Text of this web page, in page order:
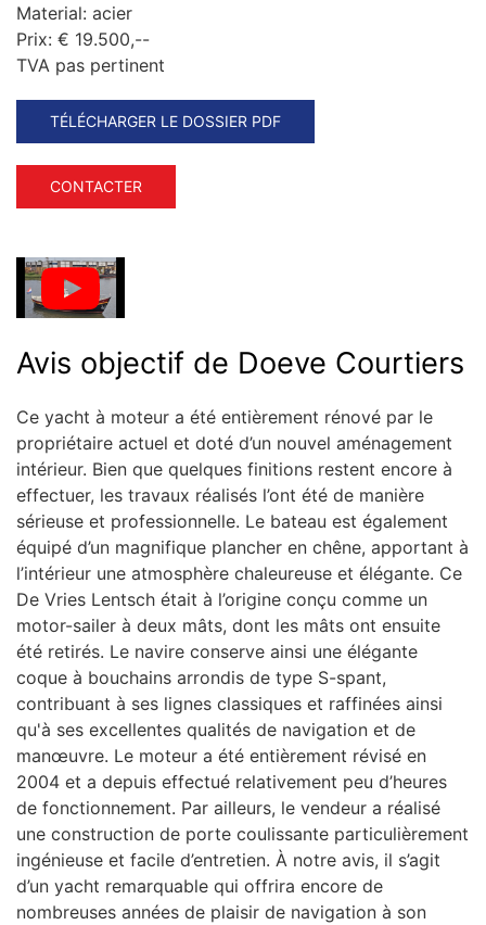
Material: acier
Prix: € 19.500,--
TVA pas pertinent
TÉLÉCHARGER LE DOSSIER PDF
CONTACTER
Avis objectif de Doeve Courtiers
Ce yacht à moteur a été entièrement rénové par le
propriétaire actuel et doté d’un nouvel aménagement
intérieur. Bien que quelques finitions restent encore à
effectuer, les travaux réalisés l’ont été de manière
sérieuse et professionnelle. Le bateau est également
équipé d’un magnifique plancher en chêne, apportant à
l’intérieur une atmosphère chaleureuse et élégante. Ce
De Vries Lentsch était à l’origine conçu comme un
motor-sailer à deux mâts, dont les mâts ont ensuite
été retirés. Le navire conserve ainsi une élégante
coque à bouchains arrondis de type S-spant,
contribuant à ses lignes classiques et raffinées ainsi
qu'à ses excellentes qualités de navigation et de
manœuvre. Le moteur a été entièrement révisé en
2004 et a depuis effectué relativement peu d’heures
de fonctionnement. Par ailleurs, le vendeur a réalisé
une construction de porte coulissante particulièrement
ingénieuse et facile d’entretien. À notre avis, il s’agit
d’un yacht remarquable qui offrira encore de
nombreuses années de plaisir de navigation à son